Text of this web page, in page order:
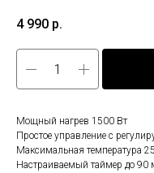
4 990 р.
Мощный нагрев 1500 Вт
Простое управление с
Максимальная температура
Настраиваемый таймер до 90